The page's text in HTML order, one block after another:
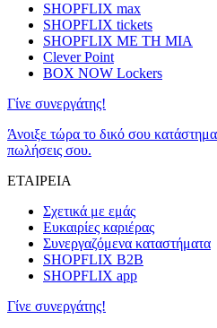
SHOPFLIX max
SHOPFLIX tickets
SHOPFLIX ΜΕ ΤΗ ΜΙΑ
Clever Point
BOX NOW Lockers
Γίνε συνεργάτης!
Άνοιξε τώρα το δικό σου
πωλήσεις σου.
ΕΤΑΙΡΕΙΑ
Σχετικά με εμάς
Ευκαιρίες καριέρας
Συνεργαζόμενα καταστήματα
SHOPFLIX B2B
SHOPFLIX app
Γίνε συνεργάτης!